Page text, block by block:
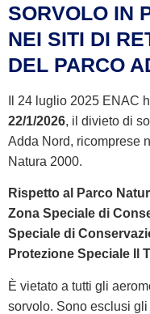
SORVOLO IN
NEI SITI DI
DEL PARCO
Il 24 luglio 2025 ENAC
22/1/2026, il divieto di
Adda Nord, ricomprese
Natura 2000.
Rispetto al Parco
Zona Speciale di
Speciale di
Protezione Speciale Il
È vietato a tutti gli
sorvolo. Sono esclusi